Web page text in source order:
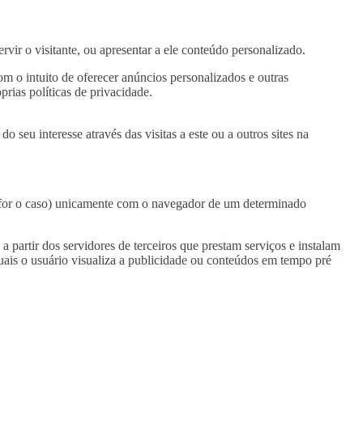
o visitante, ou apresentar a ele conteúdo personalizado.
o intuito de oferecer anúncios personalizados e outras
políticas de privacidade.
seu interesse através das visitas a este ou a outros sites na
o caso) unicamente com o navegador de um determinado
partir dos servidores de terceiros que prestam serviços e instalam
o usuário visualiza a publicidade ou conteúdos em tempo pré